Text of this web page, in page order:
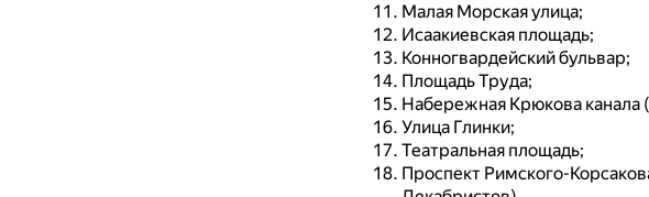
Малая Морская улица;
Исаакиевская площадь;
Конногвардейский бульвар;
Площадь Труда;
Набережная Крюкова канала
Улица Глинки;
Театральная площадь;
Проспект Римского-